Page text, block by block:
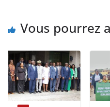
Vous pourrez